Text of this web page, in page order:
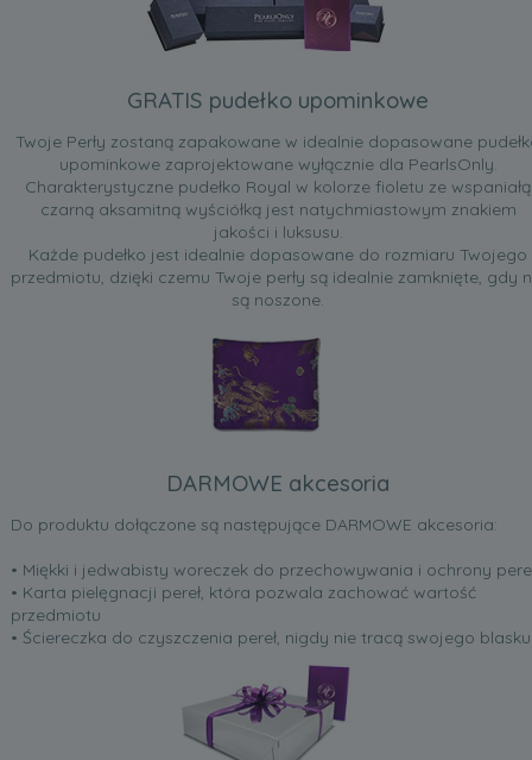
GRATIS pudełko upominkowe
Twoje Perły zostaną zapakowane w idealnie dopasowane
upominkowe zaprojektowane wyłącznie dla PearlsOnly.
Charakterystyczne pudełko Royal w kolorze fioletu ze wspaniałą
czarną aksamitną wyściółką jest natychmiastowym znakiem
jakości i luksusu.
Każde pudełko jest idealnie dopasowane do rozmiaru Twojego
przedmiotu, dzięki czemu Twoje perły są idealnie zamknięte, gdy
są noszone.
DARMOWE akcesoria
Do produktu dołączone są następujące DARMOWE akcesoria:
• Miękki i jedwabisty woreczek do przechowywania i ochrony
• Karta pielęgnacji pereł, która pozwala zachować wartość
przedmiotu
• Ściereczka do czyszczenia pereł, nigdy nie tracą swojego